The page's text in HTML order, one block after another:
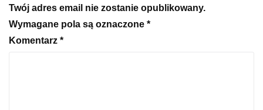
Twój adres email nie zostanie opublikowany.
Wymagane pola są oznaczone *
Komentarz *